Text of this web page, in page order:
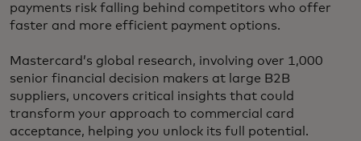
payments risk falling behind competitors who offer
faster and more efficient payment options.
Mastercard’s global research, involving over 1,000
senior financial decision makers at large B2B
suppliers, uncovers critical insights that could
transform your approach to commercial card
acceptance, helping you unlock its full potential.